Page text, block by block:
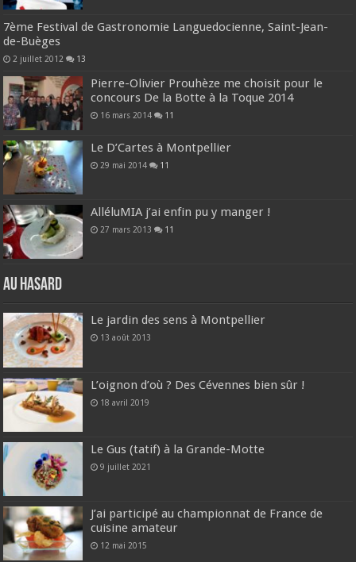
7ème Festival de Gastronomie Languedocienne, Saint-Jean-
de-Buèges
2 juillet 2012 13
Pierre-Olivier Prouhèze me choisit pour le
concours De la Botte à la Toque 2014
16 mars 2014 11
Le D’Cartes à Montpellier
29 mai 2014 11
AlléluMIA j’ai enfin pu y manger !
27 mars 2013 11
Au hasard
Le jardin des sens à Montpellier
13 août 2013
L’oignon d’où ? Des Cévennes bien sûr !
18 avril 2019
Le Gus (tatif) à la Grande-Motte
9 juillet 2021
J’ai participé au championnat de France de
cuisine amateur
12 mai 2015